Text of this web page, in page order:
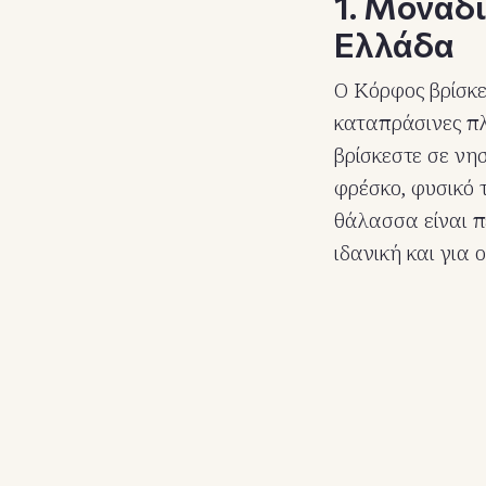
Ελλάδα
Ο Κόρφος
καταπράσινες
βρίσκεστε σε
φρέσκο, φυσικό
θάλασσα είναι
ιδανική και για